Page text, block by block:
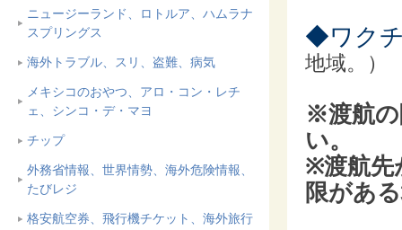
ニュージーランド、ロトルア、ハムラナ
スプリングス
海外トラブル、スリ、盗難、病気
メキシコのおやつ、アロ・コン・レチ
ェ、シンコ・デ・マヨ
チップ
外務省情報、世界情勢、海外危険情報、
たびレジ
格安航空券、飛行機チケット、海外旅行
◆ワク
地域。）
※渡航の
い。
※渡航先
限があ